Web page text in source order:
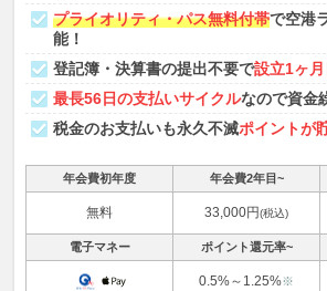
プライオリティ・パス無料付帯で空港
能！
登記簿・決算書の提出不要で設立1ヶ
最長56日の支払いサイクルなので資金
税金のお支払いも永久不滅ポイントが
年会費初年度 年会費2年目~
無料 33,000円(税込)
電子マネー ポイント還元率~
0.5%～1.25%※